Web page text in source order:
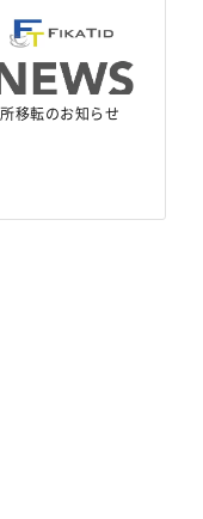
移転のお知らせ